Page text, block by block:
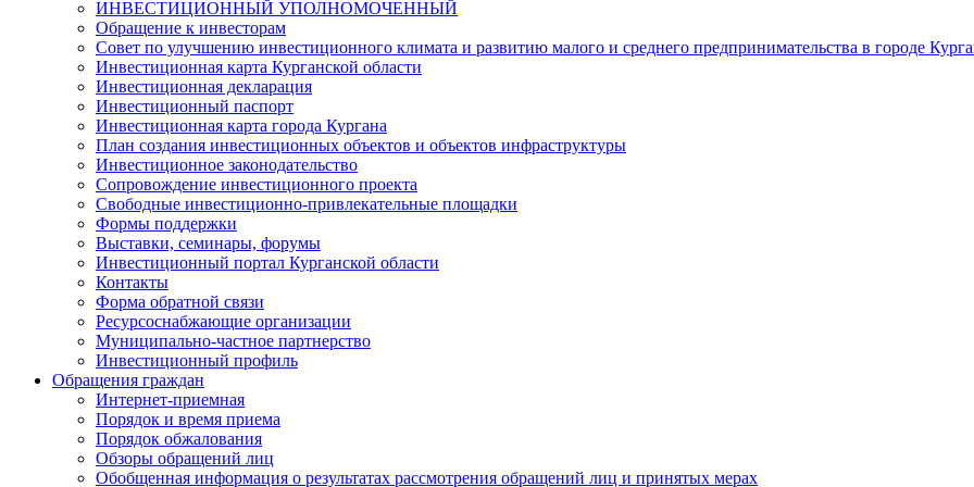
ИНВЕСТИЦИОННЫЙ УПОЛНОМОЧЕННЫЙ
Обращение к инвесторам
Совет по улучшению инвестиционного климата и развитию малого и среднего предпринимательства в городе
Инвестиционная карта Курганской области
Инвестиционная декларация
Инвестиционный паспорт
Инвестиционная карта города Кургана
План создания инвестиционных объектов и объектов инфраструктуры
Инвестиционное законодательство
Сопровождение инвестиционного проекта
Свободные инвестиционно-привлекательные площадки
Формы поддержки
Выставки, семинары, форумы
Инвестиционный портал Курганской области
Контакты
Форма обратной связи
Ресурсоснабжающие организации
Муниципально-частное партнерство
Инвестиционный профиль
Обращения граждан
Интернет-приемная
Порядок и время приема
Порядок обжалования
Обзоры обращений лиц
Обобщенная информация о результатах рассмотрения обращений лиц и принятых мерах